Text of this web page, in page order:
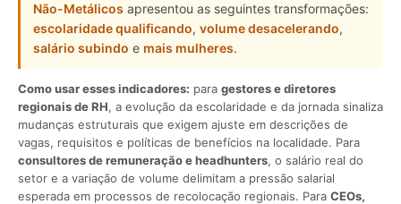
Não-Metálicos apresentou as seguintes transformações:
escolaridade qualificando, volume desacelerando,
salário subindo e mais mulheres.
Como usar esses indicadores: para gestores e diretores
regionais de RH, a evolução da escolaridade e da jornada sinaliza
mudanças estruturais que exigem ajuste em descrições de
vagas, requisitos e políticas de benefícios na localidade. Para
consultores de remuneração e headhunters, o salário real do
setor e a variação de volume delimitam a pressão salarial
esperada em processos de recolocação regionais. Para CEOs,